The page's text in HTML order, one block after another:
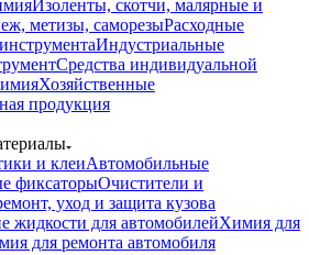
Изоленты, скотчи, малярные и
метизы, саморезыРасходные
Индустриальные
Средства индивидуальной
Хозяйственные
продукция
и клеиАвтомобильные
фиксаторыОчистители и
уход и защита кузова
жидкости для автомобилейХимия для
для ремонта автомобиля